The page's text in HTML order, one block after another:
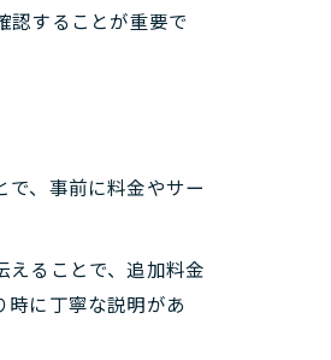
認することが重要で
、事前に料金やサー
えることで、追加料金
に丁寧な説明があ